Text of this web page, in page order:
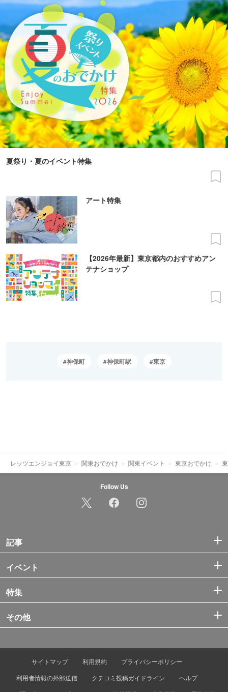
夏祭り・夏のイベント特集
アート特集
【2026年最新】東京都内のおすすめアン
テナショップ
神保町 神保町駅 東京
レッツエンジョイ東京 関東おでかけ 関東イベント 東京おでかけ
Follow Us
記事
イベント
特集
その他
サイトマップ 利用規約
プライバシーポリシー
利用者情報の外部送信
クチコミ投稿ガイドライン
ヘルプ